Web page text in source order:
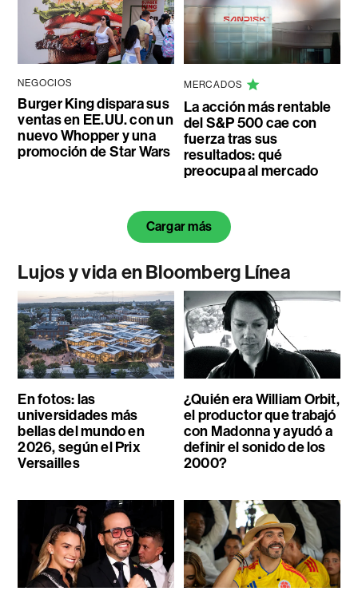
NEGOCIOS
Burger King dispara sus
ventas en EE.UU. con un
nuevo Whopper y una
promoción de Star Wars
MERCADOS
La acción más rentable
del S&P 500 cae con
fuerza tras sus
resultados: qué
preocupa al mercado
Cargar más
Lujos y vida en Bloomberg Línea
En fotos: las
universidades más
bellas del mundo en
2026, según el Prix
Versailles
¿Quién era William Orbit,
el productor que trabajó
con Madonna y ayudó a
definir el sonido de los
2000?